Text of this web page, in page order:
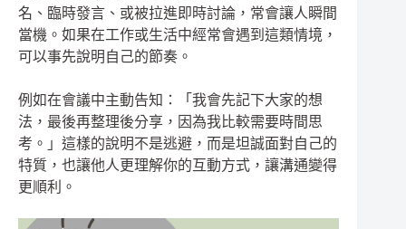
名、臨時發言、或被拉進即時討論，常會讓人瞬間
當機。如果在工作或生活中經常會遇到這類情境，
可以事先說明自己的節奏。
例如在會議中主動告知：「我會先記下大家的想
法，最後再整理後分享，因為我比較需要時間思
考。」這樣的說明不是逃避，而是坦誠面對自己的
特質，也讓他人更理解你的互動方式，讓溝通變得
更順利。